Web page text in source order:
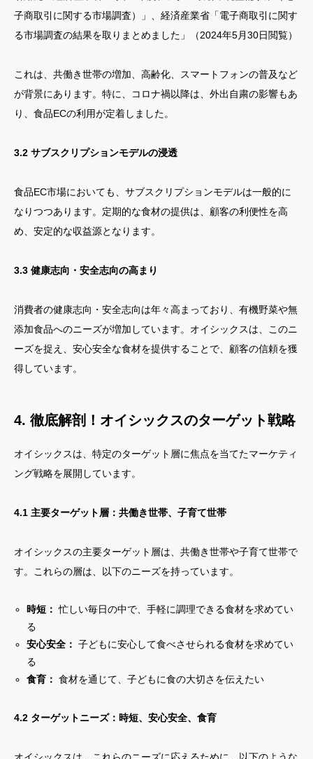
子商取引に関する市場調査）」、経済産業省「電子商取引に関す
る市場調査の結果を取りまとめました」（2024年5月30日閲覧）
これは、共働き世帯の増加、高齢化、スマートフォンの普及など
が背景にあります。特に、コロナ禍以降は、外出自粛の影響もあ
り、食品ECの利用が定着しました。
3.2 サブスクリプションモデルの浸透
食品EC市場においても、サブスクリプションモデルは一般的に
なりつつあります。定期的な食材の提供は、顧客の利便性を高
め、安定的な収益源となります。
3.3 健康志向・安全志向の高まり
消費者の健康志向・安全志向は年々高まっており、有機野菜や無
添加食品へのニーズが増加しています。オイシックスは、このニ
ーズを捉え、安心安全な食材を提供することで、顧客の信頼を獲
得しています。
4. 徹底解剖！オイシックスのターゲット戦略
オイシックスは、特定のターゲット層に焦点を当てたマーケティ
ング戦略を展開しています。
4.1 主要ターゲット層：共働き世帯、子育て世帯
オイシックスの主要ターゲット層は、共働き世帯や子育て世帯で
す。これらの層は、以下のニーズを持っています。
時短： 忙しい毎日の中で、手軽に調理できる食材を求めてい
る
安心安全： 子どもに安心して食べさせられる食材を求めてい
る
食育： 食材を通じて、子どもに食の大切さを伝えたい
4.2 ターゲットニーズ：時短、安心安全、食育